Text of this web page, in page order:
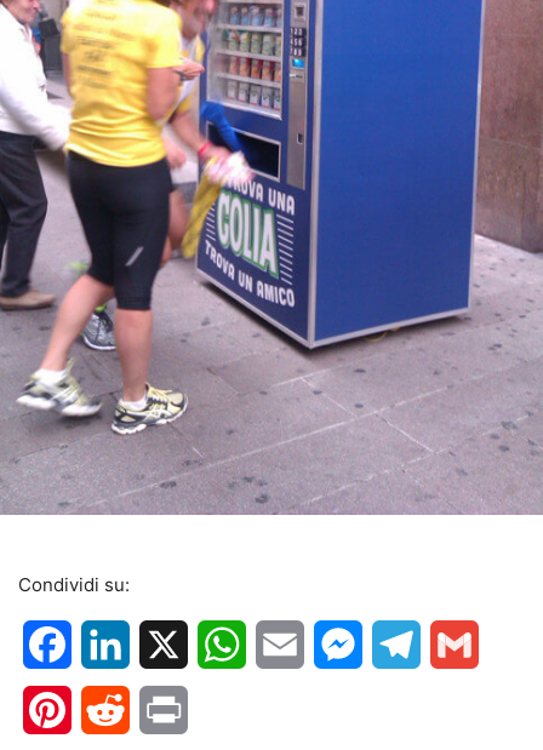
Condividi su:
FacebookLinkedIn WhatsApp
Email MessengerTelegram
PinterestReddit